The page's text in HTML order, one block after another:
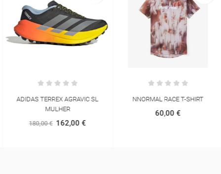
ADIDAS TERREX AGRAVIC SL
MULHER
180,00 €
162,00 €
NNORMAL RACE T-SHIRT
60,00 €